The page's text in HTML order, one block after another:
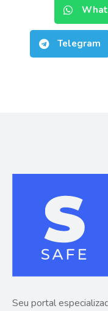
Telegram
Seu portal